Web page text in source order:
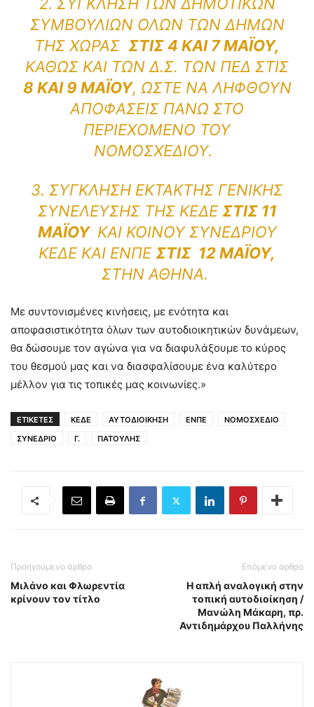
2. ΣΎΓΚΛΗΣΗ ΤΩΝ ΔΗΜΟΤΙΚΏΝ
ΣΥΜΒΟΥΛΊΩΝ ΌΛΩΝ ΤΩΝ ΔΉΜΩΝ
ΤΗΣ ΧΏΡΑΣ ΣΤΙΣ 4 ΚΑΙ 7 ΜΑΪ́ΟΥ,
ΚΑΘΏΣ ΚΑΙ ΤΩΝ Δ.Σ. ΤΩΝ ΠΕΔ ΣΤΙΣ
8 ΚΑΙ 9 ΜΑΪ́ΟΥ, ΏΣΤΕ ΝΑ ΛΗΦΘΟΎΝ
ΑΠΟΦΆΣΕΙΣ ΠΆΝΩ ΣΤΟ
ΠΕΡΙΕΧΌΜΕΝΟ ΤΟΥ
ΝΟΜΟΣΧΕΔΊΟΥ.
3. ΣΎΓΚΛΗΣΗ ΈΚΤΑΚΤΗΣ ΓΕΝΙΚΉΣ
ΣΥΝΈΛΕΥΣΗΣ ΤΗΣ ΚΕΔΕΣΤΙΣ 11
ΜΑΪ́ΟΥ ΚΑΙ ΚΟΙΝΟΎ ΣΥΝΕΔΡΊΟΥ
ΚΕΔΕ ΚΑΙ ΕΝΠΕΣΤΙΣ 12 ΜΑΪ́ΟΥ,
ΣΤΗΝ ΑΘΉΝΑ.
Με συντονισμένες κινήσεις, με ενότητα και
αποφασιστικότητα όλων των αυτοδιοικητικών δυνάμεων,
θα δώσουμε τον αγώνα για να διαφυλάξουμε το κύρος
του θεσμού μας και να διασφαλίσουμε ένα καλύτερο
μέλλον για τις τοπικές μας κοινωνίες.»
ΕΤΙΚΕΤΕΣ ΚΕΔΕ ΑΥΤΟΔΙΟΙΚΗΣΗ ΕΝΠΕ
ΝΟΜΟΣΧΕΔΙΟ
ΣΥΝΕΔΡΙΟ
Γ. ΠΑΤΟΥΛΗΣ
Προηγούμενο άρθρο
Μιλάνο και Φλωρεντία
κρίνουν τον τίτλο
Επόμενο άρθρο
Η απλή αναλογική στην
τοπική αυτοδιοίκηση /
Μανώλη Μάκαρη, πρ.
Αντιδημάρχου Παλλήνης